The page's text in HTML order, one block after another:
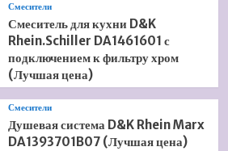
Смесители
Смеситель для кухни D&K
Rhein.Schiller DA1461601 с
подключением к фильтру хром
(Лучшая цена)
Смесители
Душевая система D&K Rhein Marx
DA1393701B07 (Лучшая цена)